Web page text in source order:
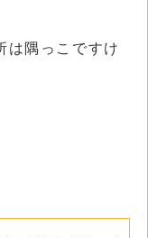
は隅っこですけ